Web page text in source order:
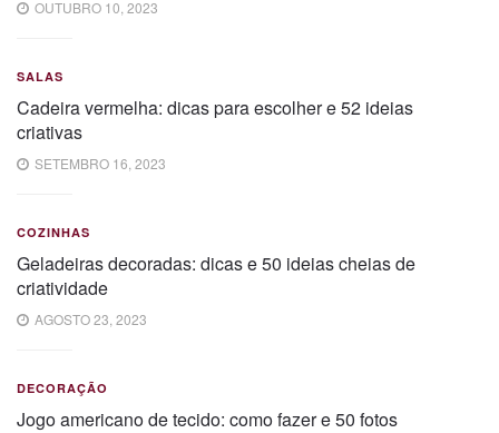
OUTUBRO 10, 2023
SALAS
Cadeira vermelha: dicas para escolher e 52 ideias
criativas
SETEMBRO 16, 2023
COZINHAS
Geladeiras decoradas: dicas e 50 ideias cheias de
criatividade
AGOSTO 23, 2023
DECORAÇÃO
Jogo americano de tecido: como fazer e 50 fotos